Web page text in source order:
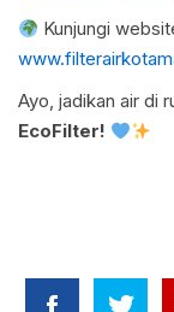
Kunjungi
Ayo, jadikan air di
EcoFilter!